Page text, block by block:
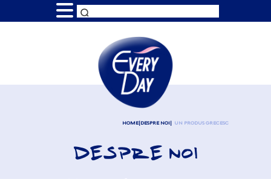
HOME DESPRE NOI UN PRODUS GRECESC
DESPRE NOI